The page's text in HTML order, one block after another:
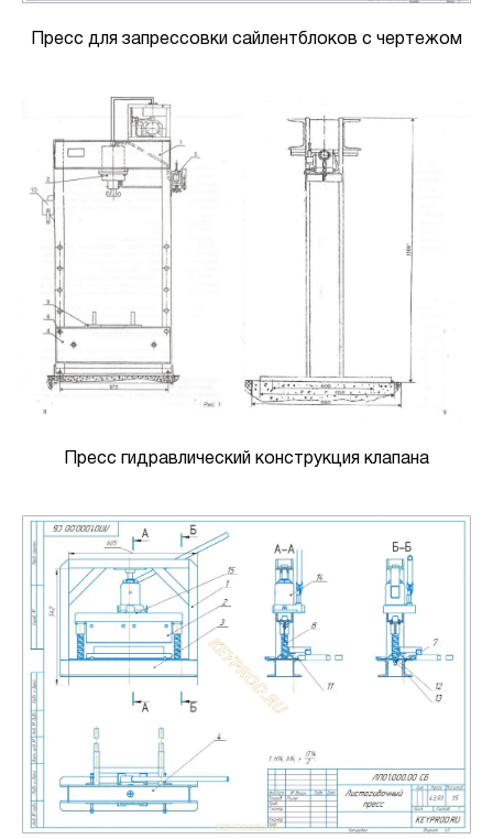
Пресс для запрессовки сайлентблоков с чертежом
Пресс гидравлический конструкция клапана